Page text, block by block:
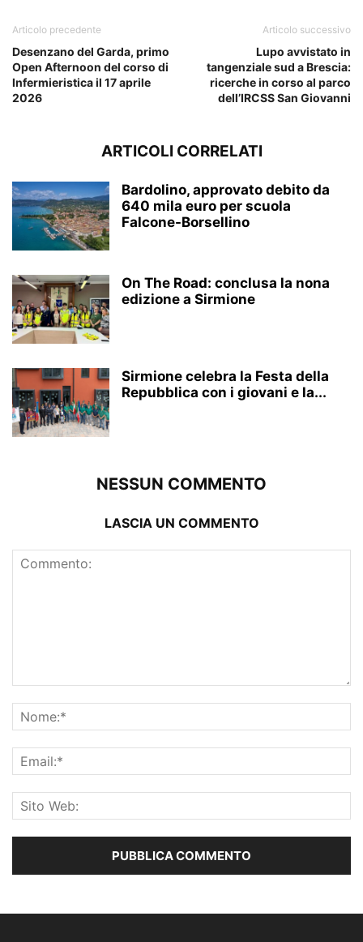
Articolo precedente
Desenzano del Garda, primo
Open Afternoon del corso di
Infermieristica il 17 aprile
2026
Articolo successivo
Lupo avvistato in
tangenziale sud a Brescia:
ricerche in corso al parco
dell’IRCSS San Giovanni
ARTICOLI CORRELATI
Bardolino, approvato debito da
640 mila euro per scuola
Falcone-Borsellino
On The Road: conclusa la nona
edizione a Sirmione
Sirmione celebra la Festa della
Repubblica con i giovani e la...
NESSUN COMMENTO
LASCIA UN COMMENTO